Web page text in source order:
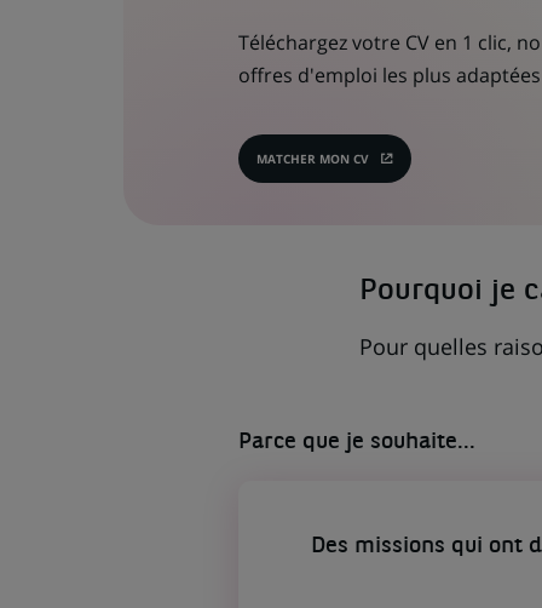
Téléchargez votre CV en 1 clic,
offres d'emploi les plus
MATCHER MON CV
(CE
Pourquoi je
Pour quelles
Parce que je souhaite...
Des missions qui ont